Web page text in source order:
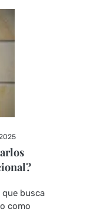
que busca
como